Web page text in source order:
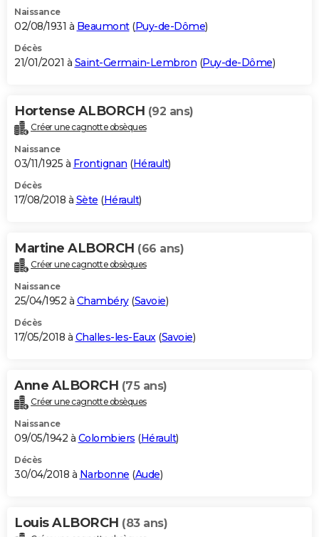
Naissance
02/08/1931 à Beaumont(Puy-de-Dôme)
Décès
21/01/2021 à Saint-Germain-Lembron (Puy-de-Dôme)
Hortense ALBORCH (92 ans)
Créer une cagnotte obsèques
Naissance
03/11/1925 à Frontignan (Hérault)
Décès
17/08/2018 à Sète (Hérault)
Martine ALBORCH (66 ans)
Créer une cagnotte obsèques
Naissance
25/04/1952 à Chambéry(Savoie)
Décès
17/05/2018 à Challes-les-Eaux(Savoie)
Anne ALBORCH (75 ans)
Créer une cagnotte obsèques
Naissance
09/05/1942 à Colombiers (Hérault)
Décès
30/04/2018 à Narbonne (Aude)
Louis ALBORCH (83 ans)